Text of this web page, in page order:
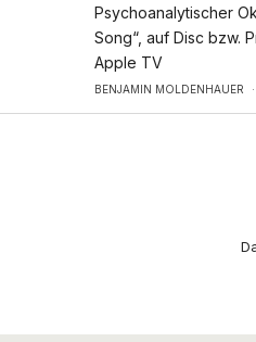
Psychoanalytischer
Song“, auf Disc bzw.
Apple TV
BENJAMIN MOLDENHAUER ·